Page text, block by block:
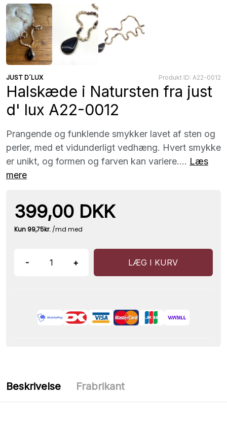
JUST D´LUX Produkt ID: A22-0012
Halskæde i Natursten fra just
d' lux A22-0012
Prangende og funklende smykker lavet af sten og
perler, med et vidunderligt vedhæng. Hvert smykke
er unikt, og formen og farven kan variere.... Læs
mere
399,00 DKK
- + LÆG I KURV
Beskrivelse Frabrikant